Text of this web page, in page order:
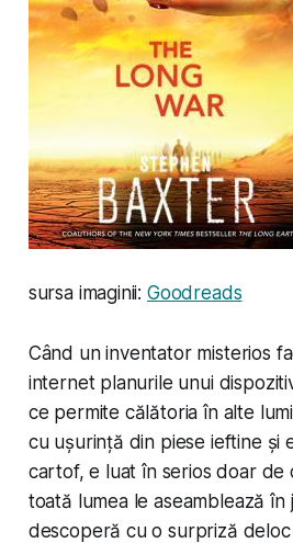
sursa imaginii: Goodreads
Când un inventator misterios
internet planurile unui
ce permite călătoria în alte
cu ușurință din piese ieftine și
cartof, e luat în serios doar de
toată lumea le aseamblează în
descoperă cu o surpriză